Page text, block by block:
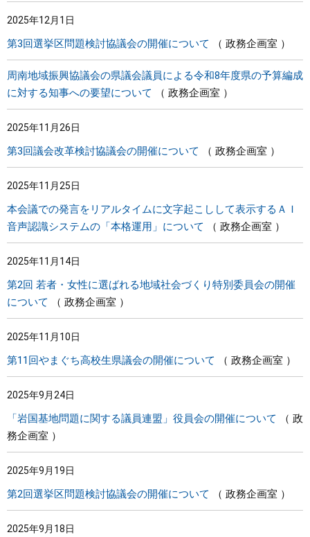
2025年12月1日
第3回選挙区問題検討協議会の開催について 政務企画室
周南地域振興協議会の県議会議員による令和8年度県の予算編成
に対する知事への要望について
政務企画室
2025年11月26日
第3回議会改革検討協議会の開催について 政務企画室
2025年11月25日
本会議での発言をリアルタイムに文字起こしして表示するＡＩ
音声認識システムの「本格運用」について
政務企画室
2025年11月14日
第2回 若者・女性に選ばれる地域社会づくり特別委員会の開催
について
政務企画室
2025年11月10日
第11回やまぐち高校生県議会の開催について 政務企画室
2025年9月24日
「岩国基地問題に関する議員連盟」役員会の開催について
政
務企画室
2025年9月19日
第2回選挙区問題検討協議会の開催について 政務企画室
2025年9月18日